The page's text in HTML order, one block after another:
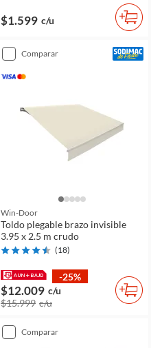
$1.599 c/u
comparar
Win-Door
Toldo plegable brazo invisible
3.95 x 2.5 m crudo
(18)
-25%
$12.009 c/u
$15.999 c/u
comparar